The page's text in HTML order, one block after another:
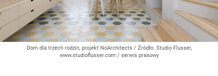
Dom dla trzech rodzin, projekt NoArchitects / Źródło: Studio Flusser,
www.studioflusser.com / serwis prasowy